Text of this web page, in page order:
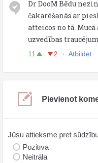
Dr DooM Bēdu
čakarēšanās ar
atteicos no tā. Mucā
uzvedības
11 2 Atbildēt
Pievienot
Jūsu attieksme pret
Pozitīva
Neitrāla